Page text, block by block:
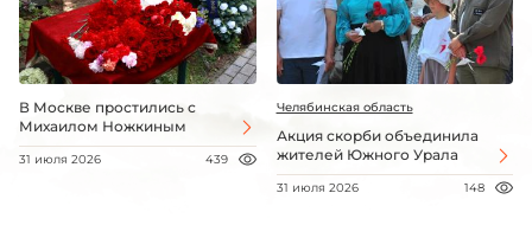
В Москве простились с
Михаилом Ножкиным
31 июля 2026 439
Челябинская область
Акция скорби объединила
жителей Южного Урала
31 июля 2026 148